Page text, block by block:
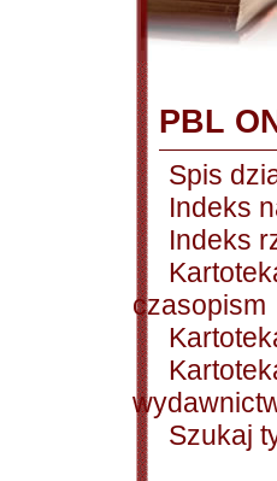
PBL
Spis
Indeks
Indeks
czasopism
Szukaj